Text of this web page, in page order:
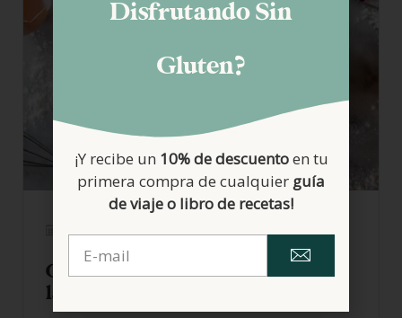
03/09/2018
Crema Pastelera sin gluten y sin
lactosa
Disfrutando Sin
Gluten?
¡Y recibe un 10% de descuentoen tu
primera compra de cualquier guía
de viaje o libro de recetas!